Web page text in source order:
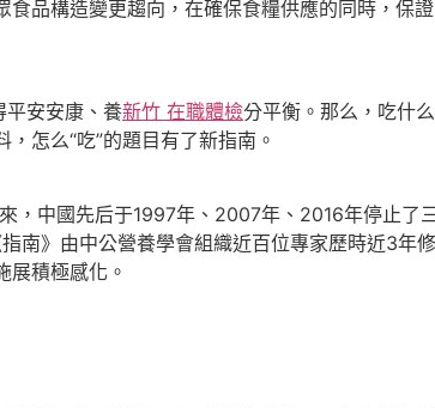
品構造變更趨向，在確保食糧供應的同時，保
安安康、養新竹 在職體檢分平衡。那么，吃什
怎么“吃”的題目有了新指南。
中國先后于1997年、2007年、2016年停止了
南》由中公營養學會組織近百位專家歷時近3年
展積極感化。